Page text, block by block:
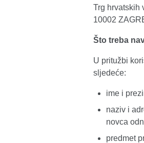
Trg hrvatskih
10002
Što treba
U pritužbi
sljedeće:
ime i
naziv i
novca
predmet